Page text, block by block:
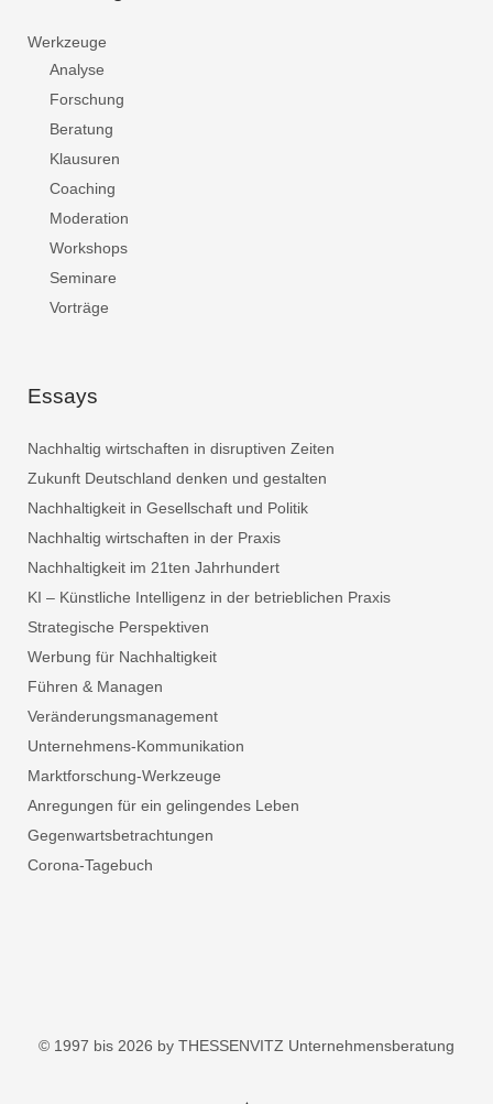
Werkzeuge
Analyse
Forschung
Beratung
Klausuren
Coaching
Moderation
Workshops
Seminare
Vorträge
Essays
Nachhaltig wirtschaften in disruptiven Zeiten
Zukunft Deutschland denken und gestalten
Nachhaltigkeit in Gesellschaft und Politik
Nachhaltig wirtschaften in der Praxis
Nachhaltigkeit im 21ten Jahrhundert
KI – Künstliche Intelligenz in der betrieblichen Praxis
Strategische Perspektiven
Werbung für Nachhaltigkeit
Führen & Managen
Veränderungsmanagement
Unternehmens-Kommunikation
Marktforschung-Werkzeuge
Anregungen für ein gelingendes Leben
Gegenwartsbetrachtungen
Corona-Tagebuch
© 1997 bis 2026 by THESSENVITZ Unternehmensberatung